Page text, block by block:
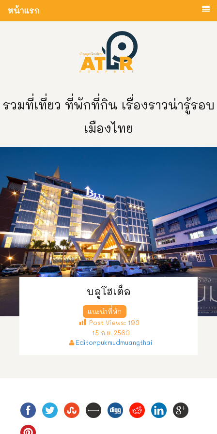
หน้าแรก
รวมที่เที่ยว ที่พักที่กิน เรื่องราวน่ารู้รอบ
เมืองไทย
บลูโฮเต็ล
แนะนำที่พัก
Post Views: 193
15 ก.ย. 2563
Editorpukmudmuangthai